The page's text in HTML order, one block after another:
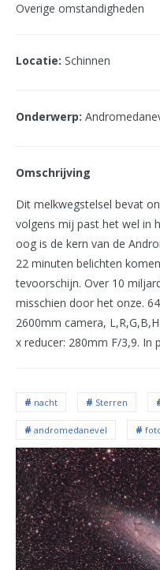
Overige omstandigheden
Locatie: Schinnen
Onderwerp:
Omschrijving
Dit melkwegstelsel bevat
volgens mij past het wel in
oog is de kern van de
22 minuten belichten
tevoorschijn. Over 10
misschien door het onze.
2600mm camera,
x reducer: 280mm F/3,9. In
nacht Sterren
andromedanevel